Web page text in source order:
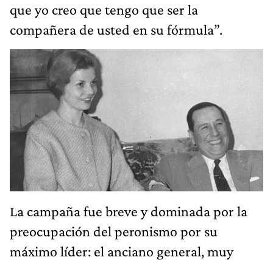
que yo creo que tengo que ser la
compañera de usted en su fórmula”.
La campaña fue breve y dominada por la
preocupación del peronismo por su
máximo líder: el anciano general, muy